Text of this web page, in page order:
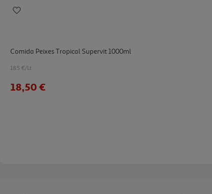
Comida Peixes Tropical Supervit 1000ml
18.5 €/Lt
18,50 €